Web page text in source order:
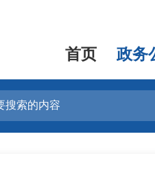
首页 政务